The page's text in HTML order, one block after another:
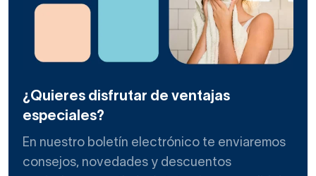
¿Quieres disfrutar de ventajas
especiales?
En nuestro boletín electrónico te enviaremos
consejos, novedades y descuentos